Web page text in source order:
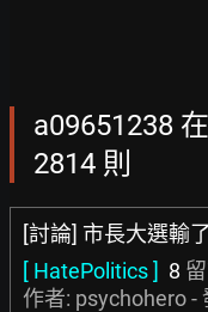
a09651238
2814 則
[討論] 市長大選輸
[ HatePolitics ] 8
作者: psychohero-